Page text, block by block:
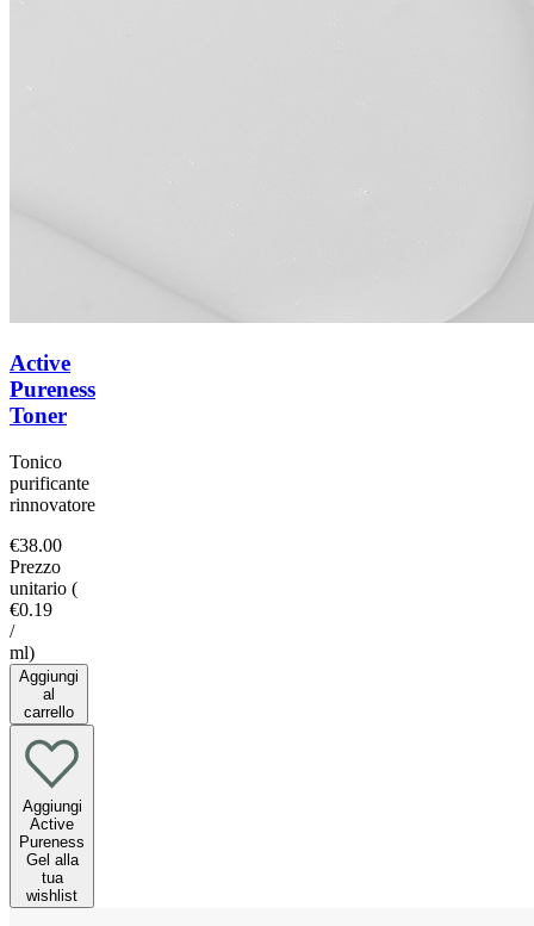
Active
Pureness
Toner
Tonico
purificante
rinnovatore
€38.00
Prezzo
unitario (
€0.19
/
ml)
Aggiungi
al
carrello
Aggiungi
Active
Pureness
Gel alla
tua
wishlist